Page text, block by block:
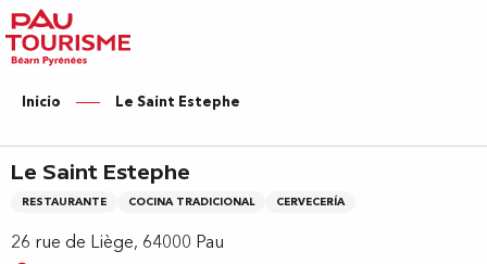
Aller
au
contenu
principal
Inicio Le Saint Estephe
Le Saint Estephe
RESTAURANTE COCINA TRADICIONAL CERVECERÍA
26 rue de Liège, 64000 Pau